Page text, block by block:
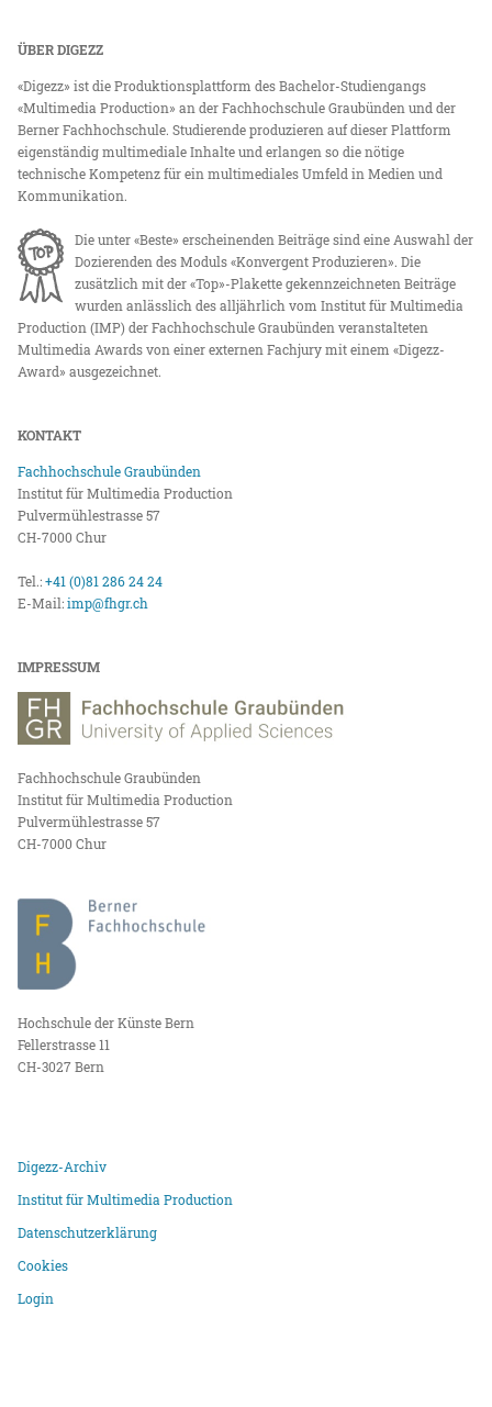
ÜBER DIGEZZ
«Digezz» ist die Produktionsplattform des Bachelor-Studiengangs
«Multimedia Production» an der Fachhochschule Graubünden und der
Berner Fachhochschule. Studierende produzieren auf dieser Plattform
eigenständig multimediale Inhalte und erlangen so die nötige
technische Kompetenz für ein multimediales Umfeld in Medien und
Kommunikation.
Die unter «Beste» erscheinenden Beiträge sind eine Auswahl der
Dozierenden des Moduls «Konvergent Produzieren». Die
zusätzlich mit der «Top»-Plakette gekennzeichneten Beiträge
wurden anlässlich des alljährlich vom Institut für Multimedia
Production (IMP) der Fachhochschule Graubünden veranstalteten
Multimedia Awards von einer externen Fachjury mit einem «Digezz-
Award» ausgezeichnet.
KONTAKT
Fachhochschule Graubünden
Institut für Multimedia Production
Pulvermühlestrasse 57
CH-7000 Chur
Tel.:+41 (0)81 286 24 24
E-Mail:imp@fhgr.ch
IMPRESSUM
Fachhochschule Graubünden
Institut für Multimedia Production
Pulvermühlestrasse 57
CH-7000 Chur
Hochschule der Künste Bern
Fellerstrasse 11
CH-3027 Bern
Digezz-Archiv
Institut für Multimedia Production
Datenschutzerklärung
Cookies
Login